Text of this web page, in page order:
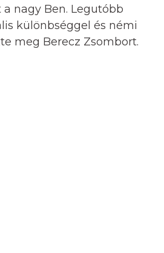
nagy Ben. Legutóbb
különbséggel és némi
meg Berecz Zsombort.